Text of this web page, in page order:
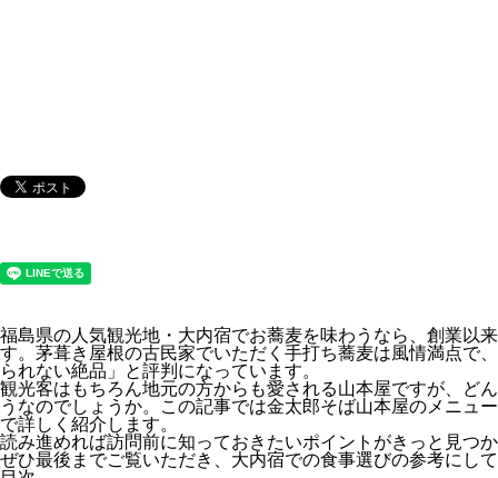
福島県の人気観光地・大内宿でお蕎麦を味わうなら、創業以
す。茅葺き屋根の古民家でいただく手打ち蕎麦は風情満点で
られない絶品」と評判になっています。
観光客はもちろん地元の方からも愛される山本屋ですが、ど
うなのでしょうか。この記事では金太郎そば山本屋のメニュ
で詳しく紹介します。
読み進めれば訪問前に知っておきたいポイントがきっと見つ
ぜひ最後までご覧いただき、大内宿での食事選びの参考にし